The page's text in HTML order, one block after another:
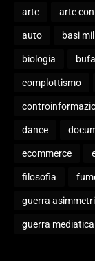
arte arte
auto basi
biologia
complottismo
dance
ecommerce
filosofia
guerra
guerra mediatica